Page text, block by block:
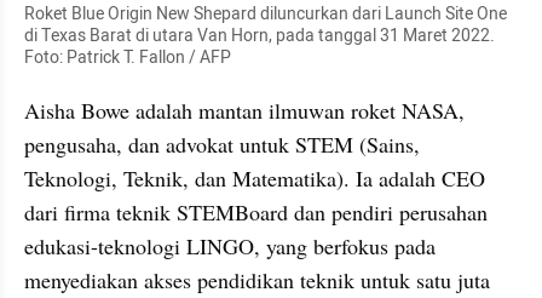
Roket Blue Origin New Shepard diluncurkan dari Launch Site One
di Texas Barat di utara Van Horn, pada tanggal 31 Maret 2022.
Foto: Patrick T. Fallon / AFP
Aisha Bowe adalah mantan ilmuwan roket NASA,
pengusaha, dan advokat untuk STEM (Sains,
Teknologi, Teknik, dan Matematika). Ia adalah CEO
dari firma teknik STEMBoard dan pendiri perusahan
edukasi-teknologi LINGO, yang berfokus pada
menyediakan akses pendidikan teknik untuk satu juta